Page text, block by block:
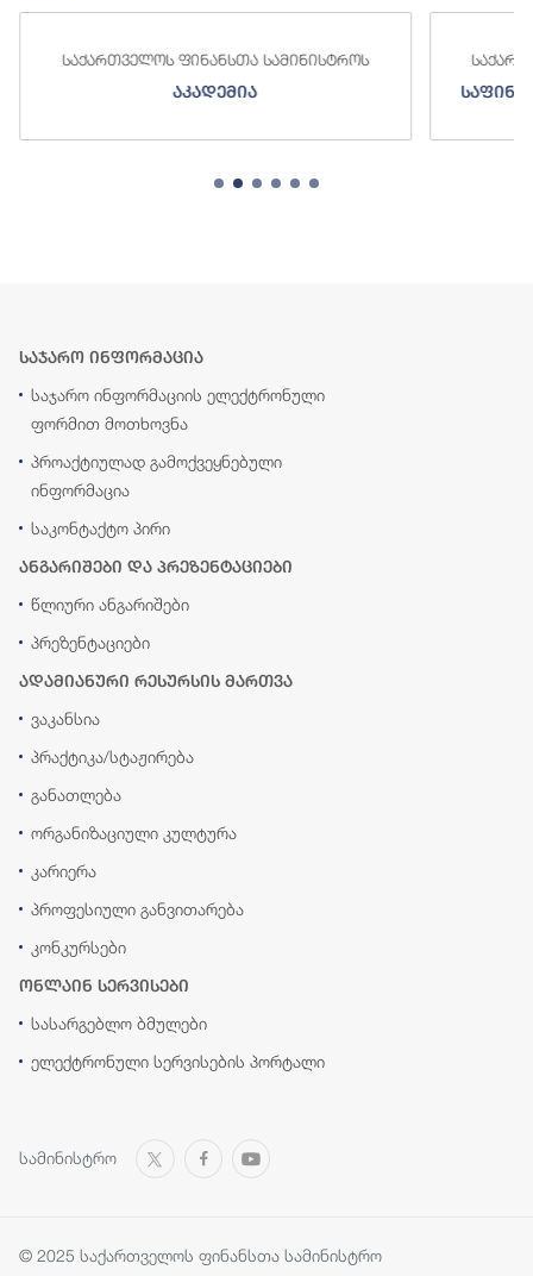
საქართველოს ფინანსთა სამინისტროს
აკადემია
საჯარო ინფორმაცია
საჯარო ინფორმაციის ელექტრონული
ფორმით მოთხოვნა
პროაქტიულად გამოქვეყნებული
ინფორმაცია
საკონტაქტო პირი
ანგარიშები და პრეზენტაციები
წლიური ანგარიშები
პრეზენტაციები
ადამიანური რესურსის მართვა
ვაკანსია
პრაქტიკა/სტაჟირება
განათლება
ორგანიზაციული კულტურა
კარიერა
პროფესიული განვითარება
კონკურსები
ონლაინ სერვისები
სასარგებლო ბმულები
ელექტრონული სერვისების პორტალი
სამინისტრო
© 2025 საქართველოს ფინანსთა სამინისტრო